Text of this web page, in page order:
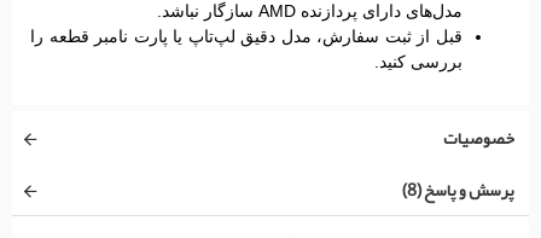
مدل‌های دارای پردازنده AMD سازگار نباشد.
قبل از ثبت سفارش، مدل دقیق لپ‌تاپ یا پارت نامبر قطعه را
بررسی کنید.
خصوصیات
پرسش و پاسخ (8)